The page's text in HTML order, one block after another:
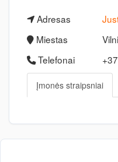
Adresas
Miestas
Telefonai
Įmonės straipsniai